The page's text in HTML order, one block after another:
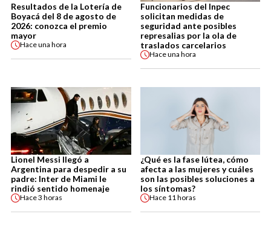
Resultados de la Lotería de
Boyacá del 8 de agosto de
2026: conozca el premio
mayor
Haceuna hora
Funcionarios del Inpec
solicitan medidas de
seguridad ante posibles
represalias por la ola de
traslados carcelarios
Haceuna hora
Lionel Messi llegó a
Argentina para despedir a su
padre: Inter de Miami le
rindió sentido homenaje
Hace3 horas
¿Qué es la fase lútea, cómo
afecta a las mujeres y cuáles
son las posibles soluciones a
los síntomas?
Hace 11 horas